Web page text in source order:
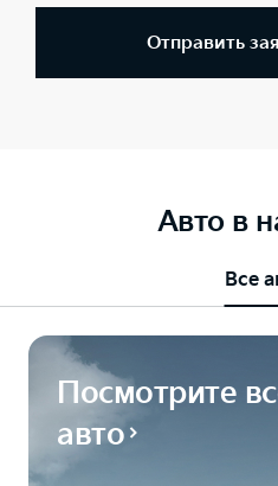
Отправить
Авто в
Все
Посмотрите
авто